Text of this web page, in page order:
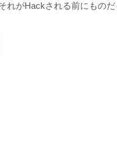
れがHackされる前にもの